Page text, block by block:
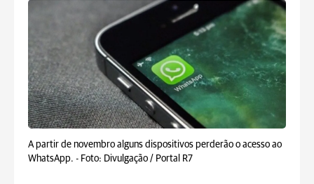
A partir de novembro alguns dispositivos perderão o acesso ao
WhatsApp. - Foto: Divulgação / Portal R7